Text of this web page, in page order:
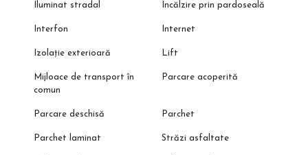
Iluminat stradal Încălzire prin pardoseală
Interfon Internet
Izolație exterioară Lift
Mijloace de transport în
comun
Parcare acoperită
Parcare deschisă Parchet
Parchet laminat Străzi asfaltate